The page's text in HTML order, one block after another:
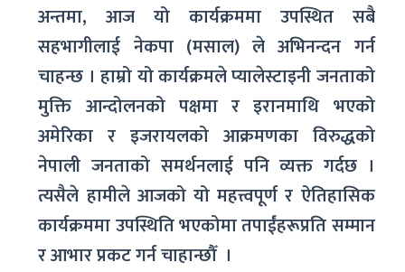
अन्तमा, आज यो कार्यक्रममा उपस्थित सबै
सहभागीलाई नेकपा (मसाल) ले अभिनन्दन गर्न
चाहन्छ । हाम्रो यो कार्यक्रमले प्यालेस्टाइनी जनताको
मुक्ति आन्दोलनको पक्षमा र इरानमाथि भएको
अमेरिका र इजरायलको आक्रमणका विरुद्धको
नेपाली जनताको समर्थनलाई पनि व्यक्त गर्दछ ।
त्यसैले हामीले आजको यो महत्त्वपूर्ण र ऐतिहासिक
कार्यक्रममा उपस्थिति भएकोमा तपाईंहरूप्रति सम्मान
र आभार प्रकट गर्न चाहान्छौँ ।